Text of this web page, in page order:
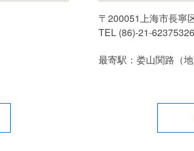
〒200051上海市長寧
TEL (86)-21-
最寄駅：娄山関路（